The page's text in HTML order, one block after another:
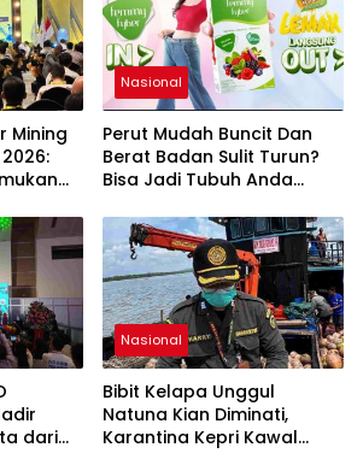
Mining
dan
Nasional
Perut Mudah Buncit Dan
Berat Badan Sulit Turun?
Bisa Jadi Tubuh Anda
dari
Nasional
Bibit Kelapa Unggul
Natuna Kian Diminati,
Karantina Kepri Kawal